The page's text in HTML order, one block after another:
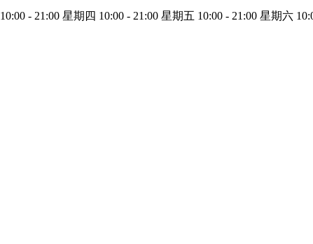
10:00 - 21:00 星期四 10:00 - 21:00 星期五 10:00 - 21:00 星期六